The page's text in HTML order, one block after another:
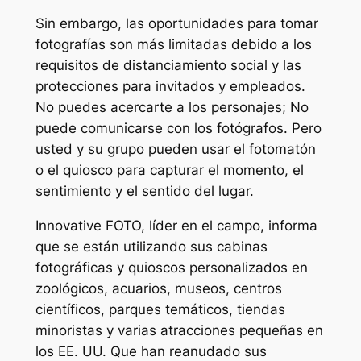
Sin embargo, las oportunidades para tomar
fotografías son más limitadas debido a los
requisitos de distanciamiento social y las
protecciones para invitados y empleados.
No puedes acercarte a los personajes; No
puede comunicarse con los fotógrafos. Pero
usted y su grupo pueden usar el fotomatón
o el quiosco para capturar el momento, el
sentimiento y el sentido del lugar.
Innovative FOTO, líder en el campo, informa
que se están utilizando sus cabinas
fotográficas y quioscos personalizados en
zoológicos, acuarios, museos, centros
científicos, parques temáticos, tiendas
minoristas y varias atracciones pequeñas en
los EE. UU. Que han reanudado sus